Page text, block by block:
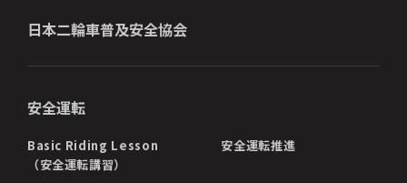
日本二輪車普及安全協会
安全運転
Basic Riding Lesson
（安全運転講習）
安全運転推進